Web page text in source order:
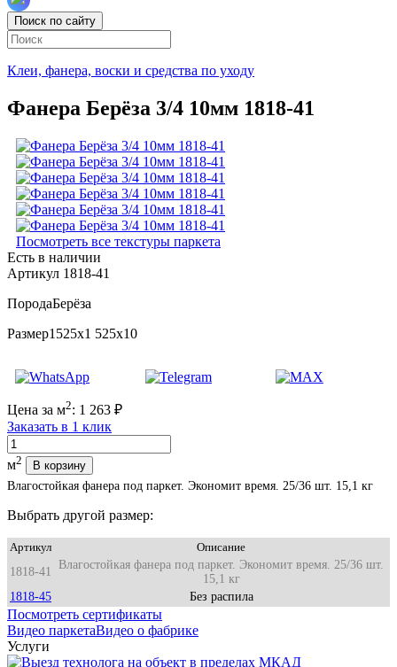
Поиск по сайту
Клеи, фанера, воски и средства по уходу
Фанера Берёза 3/4 10мм 1818-41
Посмотреть все текстуры паркета
Есть в наличии
Артикул 1818-41
ПородаБерёза
Размер1525x1 525x10
Цена за м2: 1 263 ₽
Заказать в 1 клик
Количество
м2
В корзину
Влагостойкая фанера под паркет. Экономит время. 25/36 шт. 15,1 кг
Выбрать другой размер:
Артикул
Описание
1818-41
Влагостойкая фанера под паркет. Экономит время. 25/36 шт.
15,1 кг
1818-45
Без распила
Посмотреть сертификаты
Видео паркетаВидео о фабрике
Услуги